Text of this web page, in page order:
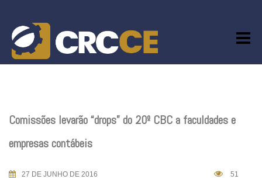
content
Comissões levarão “drops” do 20º CBC a faculdades e
empresas contábeis
27 DE JUNHO DE 2016 51